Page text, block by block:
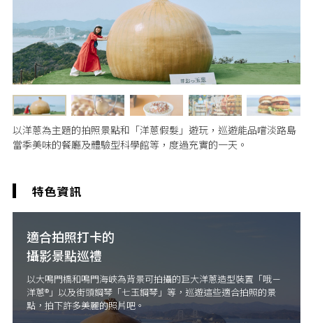
以洋蔥為主題的拍照景點和「洋蔥假髮」遊玩，巡遊能品嚐淡路島
當季美味的餐廳及體驗型科學館等，度過充實的一天。
適合拍照打卡的
攝影景點巡禮
以大鳴門橋和鳴門海峽為背景可拍攝的巨大洋蔥造型裝置「哦－
洋蔥®」以及街頭鋼琴「七玉鋼琴」等，巡遊這些適合拍照的景
點，拍下許多美麗的照片吧。